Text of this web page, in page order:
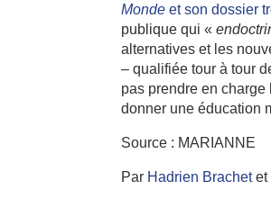
Monde et son dossier
publique qui «
alternatives et les
– qualifiée tour à tour
pas prendre en
donner une éducation
Source : MARIANNE
Par Hadrien Brachetet